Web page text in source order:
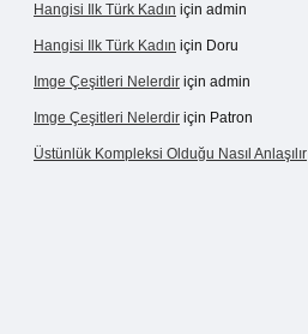
Hangisi Ilk Türk Kadın için admin
Hangisi Ilk Türk Kadın için Doru
Imge Çeşitleri Nelerdir için admin
Imge Çeşitleri Nelerdir için Patron
Üstünlük Kompleksi Olduğu Nasıl Anlaşılır